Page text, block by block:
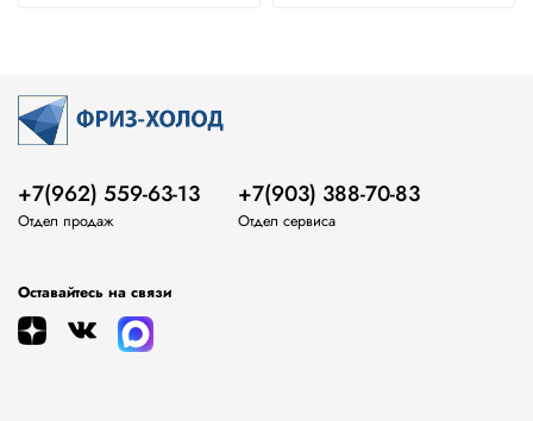
+7(962) 559-63-13
Отдел продаж
+7(903) 388-70-83
Отдел сервиса
Оставайтесь на связи